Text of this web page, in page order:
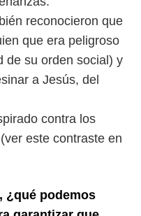
reconocieron que
que era peligroso
de su orden social) y
a Jesús, del
contra los
este contraste en
¿qué podemos